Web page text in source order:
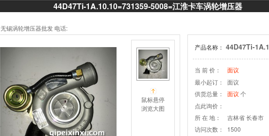
44D47Ti-1A.10.10=731359-5008=江淮卡车涡轮增压器
无锡涡轮增压器批发 电话:
鼠标悬停
浏览大图
产品名称： 44D47Ti-1A.1
当 前 价： 面议
最小起订：
面议
供货总量：
面议 个
点此询价：
所 在 地：
吉林省 长春市
访问次数：
1500